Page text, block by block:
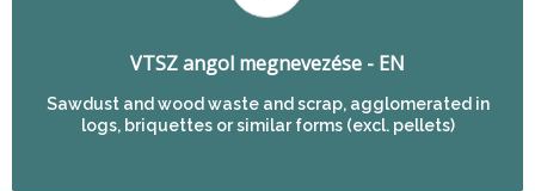
VTSZ angol megnevezése - EN
Sawdust and wood waste and scrap, agglomerated in
logs, briquettes or similar forms (excl. pellets)